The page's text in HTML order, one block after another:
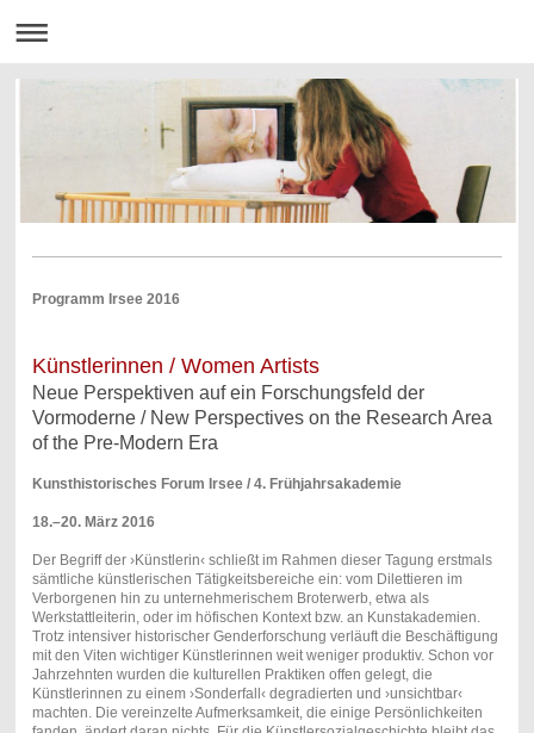
Programm Irsee 2016
Künstlerinnen / Women Artists
Neue Perspektiven auf ein Forschungsfeld der
Vormoderne / New Perspectives on the Research Area
of the Pre-Modern Era
Kunsthistorisches Forum Irsee / 4. Frühjahrsakademie
18.–20. März 2016
Der Begriff der ›Künstlerin‹ schließt im Rahmen dieser Tagung erstmals
sämtliche künstlerischen Tätigkeitsbereiche ein: vom Dilettieren im
Verborgenen hin zu unternehmerischem Broterwerb, etwa als
Werkstattleiterin, oder im höfischen Kontext bzw. an Kunstakademien.
Trotz intensiver historischer Genderforschung verläuft die Beschäftigung
mit den Viten wichtiger Künstlerinnen weit weniger produktiv. Schon vor
Jahrzehnten wurden die kulturellen Praktiken offen gelegt, die
Künstlerinnen zu einem ›Sonderfall‹ degradierten und ›unsichtbar‹
machten. Die vereinzelte Aufmerksamkeit, die einige Persönlichkeiten